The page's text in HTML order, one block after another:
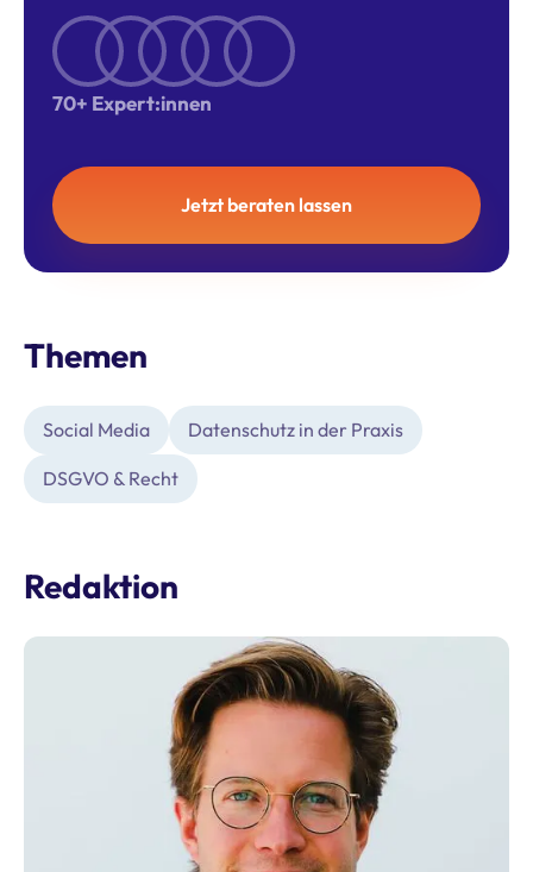
70+ Expert:innen
Jetzt beraten lassen
Themen
Social Media Datenschutz in der Praxis
DSGVO & Recht
Redaktion